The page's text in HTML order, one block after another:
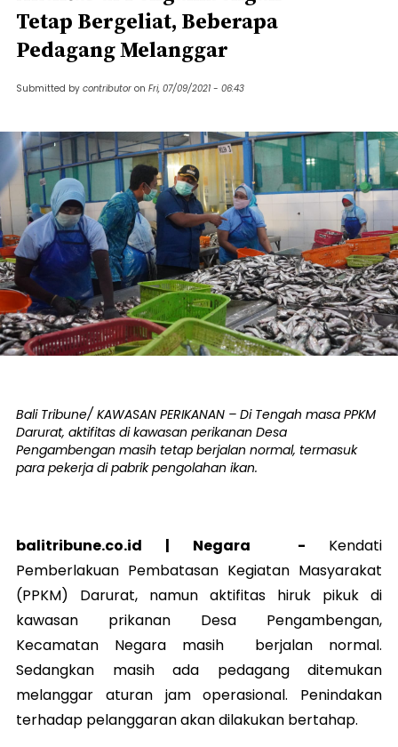
Tetap Bergeliat, Beberapa
Pedagang Melanggar
Submitted by contributor on Fri, 07/09/2021 - 06:43
Bali Tribune/ KAWASAN PERIKANAN – Di Tengah masa PPKM
Darurat, aktifitas di kawasan perikanan Desa
Pengambengan masih tetap berjalan normal, termasuk
para pekerja di pabrik pengolahan ikan.
balitribune.co.id | Negara - Kendati
Pemberlakuan Pembatasan Kegiatan Masyarakat
(PPKM) Darurat, namun aktifitas hiruk pikuk di
kawasan prikanan Desa Pengambengan,
Kecamatan Negara masih berjalan normal.
Sedangkan masih ada pedagang ditemukan
melanggar aturan jam operasional. Penindakan
terhadap pelanggaran akan dilakukan bertahap.